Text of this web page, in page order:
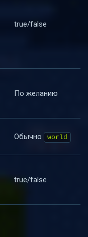
true/false
По желанию
Обычно world
true/false